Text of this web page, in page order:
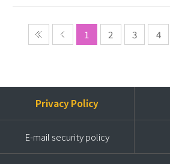
1 2 3 4
Privacy Policy
E-mail security policy